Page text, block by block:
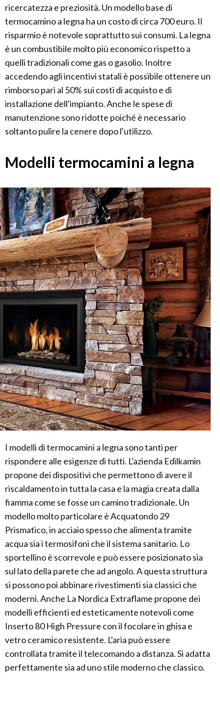
ricercatezza e preziosità. Un modello base di
termocamino a legna ha un costo di circa 700 euro. Il
risparmio è notevole soprattutto sui consumi. La legna
è un combustibile molto più economico rispetto a
quelli tradizionali come gas o gasolio. Inoltre
accedendo agli incentivi statali è possibile ottenere un
rimborso pari al 50% sui costi di acquisto e di
installazione dell'impianto. Anche le spese di
manutenzione sono ridotte poiché è necessario
soltanto pulire la cenere dopo l'utilizzo.
Modelli termocamini a legna
I modelli di termocamini a legna sono tanti per
rispondere alle esigenze di tutti. L'azienda Edilkamin
propone dei dispositivi che permettono di avere il
riscaldamento in tutta la casa e la magia creata dalla
fiamma come se fosse un camino tradizionale. Un
modello molto particolare è Acquatondo 29
Prismatico, in acciaio spesso che alimenta tramite
acqua sia i termosifoni che il sistema sanitario. Lo
sportellino è scorrevole e può essere posizionato sia
sul lato della parete che ad angolo. A questa struttura
si possono poi abbinare rivestimenti sia classici che
moderni. Anche La Nordica Extraflame propone dei
modelli efficienti ed esteticamente notevoli come
Inserto 80 High Pressure con il focolare in ghisa e
vetro ceramico resistente. L'aria può essere
controllata tramite il telecomando a distanza. Si adatta
perfettamente sia ad uno stile moderno che classico.